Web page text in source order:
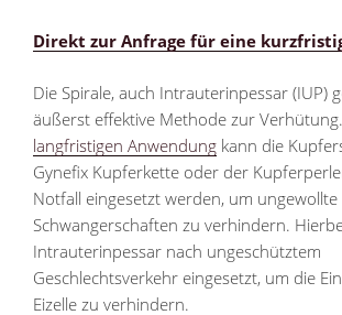
Direkt zur Anfrage für eine
Die Spirale, auch Intrauterinpessar (IUP)
äußerst effektive Methode zur
langfristigen Anwendung kann die
Gynefix Kupferkette oder der
Notfall eingesetzt werden, um ungewollte
Schwangerschaften zu verhindern.
Intrauterinpessar nach ungeschütztem
Geschlechtsverkehr eingesetzt, um die
Eizelle zu verhindern.